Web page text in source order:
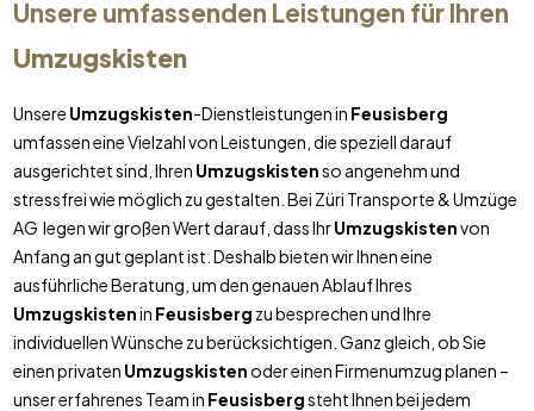
Unsere umfassenden Leistungen für Ihren
Umzugskisten
Unsere Umzugskisten-Dienstleistungen in Feusisberg
umfassen eine Vielzahl von Leistungen, die speziell darauf
ausgerichtet sind, Ihren Umzugskistenso angenehm und
stressfrei wie möglich zu gestalten. Bei Züri Transporte & Umzüge
AG legen wir großen Wert darauf, dass IhrUmzugskistenvon
Anfang an gut geplant ist. Deshalb bieten wir Ihnen eine
ausführliche Beratung, um den genauen Ablauf Ihres
Umzugskistenin Feusisberg zu besprechen und Ihre
individuellen Wünsche zu berücksichtigen. Ganz gleich, ob Sie
einen privaten Umzugskistenoder einen Firmenumzug planen –
unser erfahrenes Team in Feusisbergsteht Ihnen bei jedem